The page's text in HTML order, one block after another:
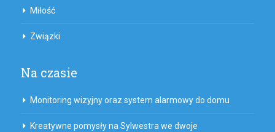
Miłość
Związki
Na czasie
Monitoring wizyjny oraz system alarmowy do domu
Kreatywne pomysły na Sylwestra we dwoje